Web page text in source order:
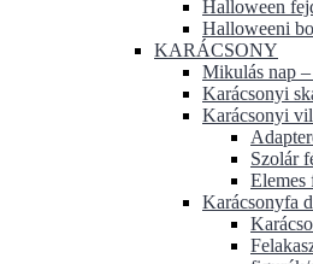
Halloween
Halloweeni
KARÁCSONY
Mikulás nap
Karácsonyi
Karácsonyi
Szolár
Elemes
Karácsonyfa